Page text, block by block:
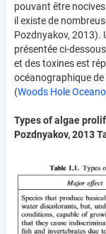
pouvant être
il existe de
Pozdnyakov, 2013).
présentée ci-
et des toxines est
océanographique de
(Woods Hole
Types of algae
Pozdnyakov, 2013